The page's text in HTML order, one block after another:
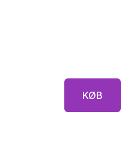
KØB